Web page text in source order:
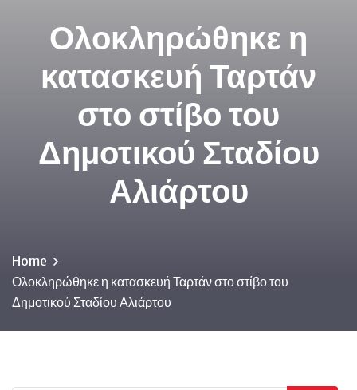
Ολοκληρώθηκε η
κατασκευή Ταρτάν
στο στίβο του
Δημοτικού Σταδίου
Αλιάρτου
Home
Ολοκληρώθηκε η κατασκευή Ταρτάν στο στίβο του
Δημοτικού Σταδίου Αλιάρτου